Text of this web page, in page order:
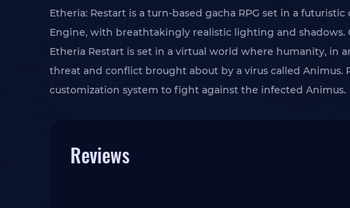
Etheria: Restart is a turn-based gacha RPG set in a
Engine, with breathtakingly realistic lighting and
Etheria Restart is set in a virtual world where humanity, in
threat and conflict brought about by a virus called Animus.
customization system to fight against the infected Animus.
Reviews